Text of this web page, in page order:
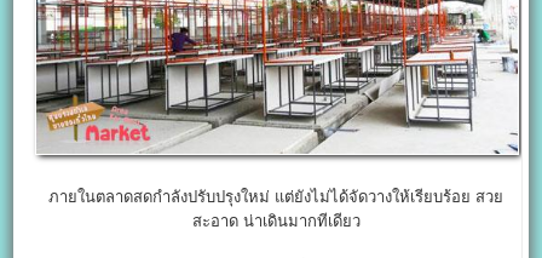
ภายในตลาดสดกำลังปรับปรุงใหม่ แต่ยังไม่ได้จัดวางให้เรียบร้อย สวย
สะอาด น่าเดินมากทีเดียว